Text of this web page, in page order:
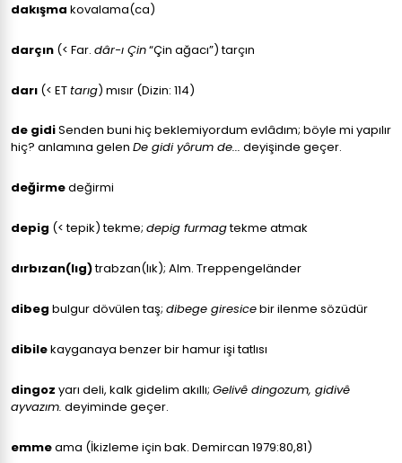
dakışma kovalama(ca)
darçın (< Far. dâr-ı Çin“Çin ağacı”) tarçın
darı (< ETtarıg) mısır (Dizin: 114)
de gidiSenden buni hiç beklemiyordum evlâdım; böyle mi yapılır
hiç? anlamına gelen De gidi yôrum de... deyişinde geçer.
değirmedeğirmi
depig (< tepik) tekme; depig furmagtekme atmak
dırbızan(lıg)trabzan(lık); Alm. Treppengeländer
dibeg bulgur dövülen taş; dibege giresicebir ilenme sözüdür
dibilekayganaya benzer bir hamur işi tatlısı
dingoz yarı deli, kalk gidelim akıllı; Gelivê dingozum, gidivê
ayvazım. deyiminde geçer.
emmeama (İkizleme için bak. Demircan 1979:80,81)